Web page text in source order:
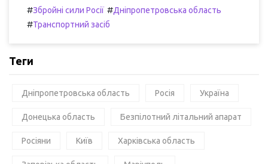
#Збройні сили Росії #Дніпропетровська область
#Транспортний засіб
Теги
Дніпропетровська область Росія Україна
Донецька область Безпілотний літальний апарат
Росіяни Київ Харківська область